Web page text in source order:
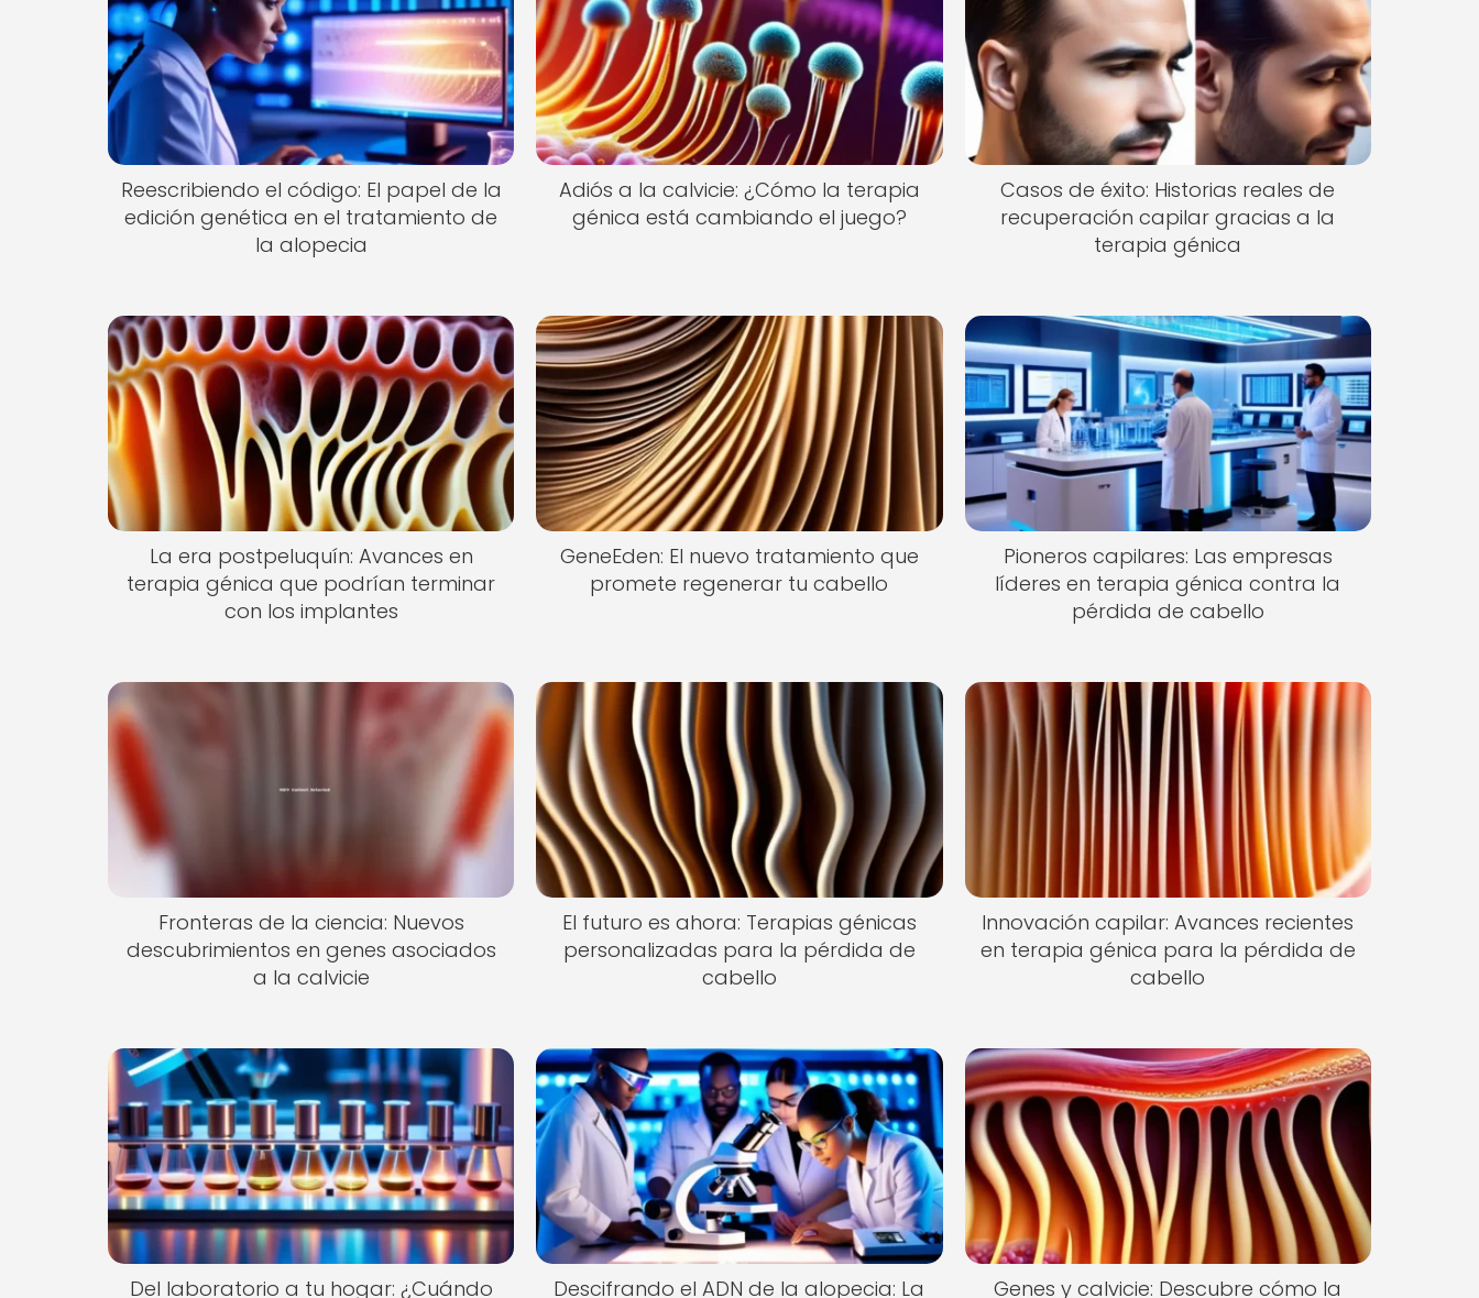
Reescribiendo el código: El papel de la
edición genética en el tratamiento de
la alopecia
Adiós a la calvicie: ¿Cómo la terapia
génica está cambiando el juego?
Casos de éxito: Historias reales de
recuperación capilar gracias a la
terapia génica
La era postpeluquín: Avances en
terapia génica que podrían terminar
con los implantes
GeneEden: El nuevo tratamiento que
promete regenerar tu cabello
Pioneros capilares: Las empresas
líderes en terapia génica contra la
pérdida de cabello
Fronteras de la ciencia: Nuevos
descubrimientos en genes asociados
a la calvicie
El futuro es ahora: Terapias génicas
personalizadas para la pérdida de
cabello
Innovación capilar: Avances recientes
en terapia génica para la pérdida de
cabello
Del laboratorio a tu hogar: ¿Cuándo Descifrando el ADN de la alopecia: La Genes y calvicie: Descubre cómo la